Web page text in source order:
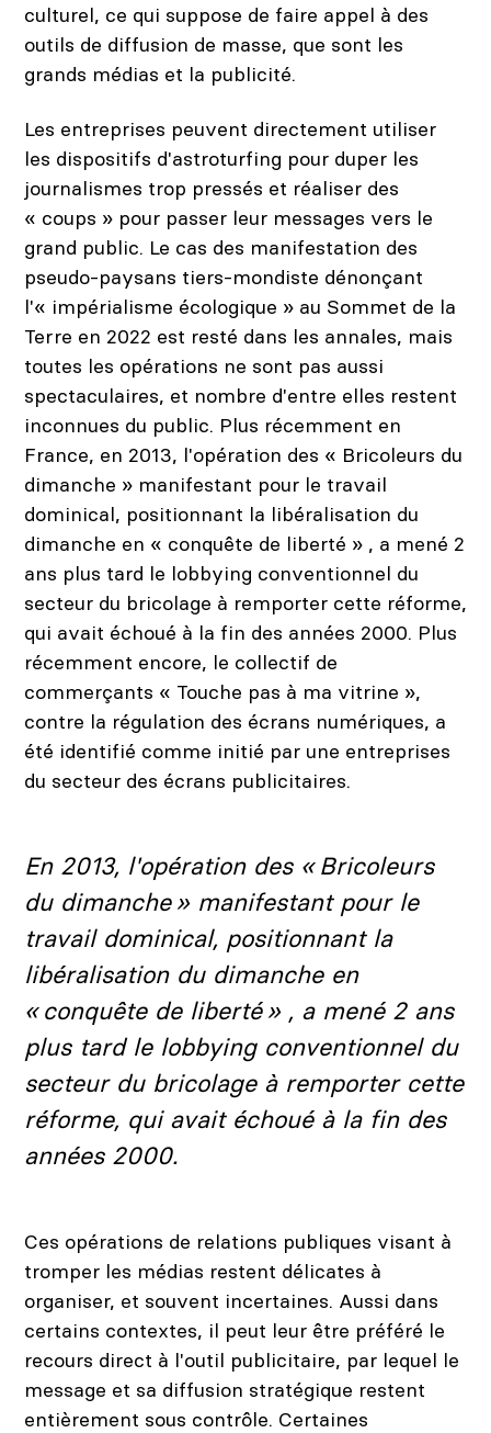
culturel, ce qui suppose de faire appel à des
outils de diffusion de masse, que sont les
grands médias et la publicité.
Les entreprises peuvent directement utiliser
les dispositifs d'astroturfing pour duper les
journalismes trop pressés et réaliser des
« coups » pour passer leur messages vers le
grand public. Le cas des manifestation des
pseudo-paysans tiers-mondiste dénonçant
l'« impérialisme écologique » au Sommet de la
Terre en 2022 est resté dans les annales, mais
toutes les opérations ne sont pas aussi
spectaculaires, et nombre d'entre elles restent
inconnues du public. Plus récemment en
France, en 2013, l'opération des « Bricoleurs du
dimanche » manifestant pour le travail
dominical, positionnant la libéralisation du
dimanche en « conquête de liberté » , a mené 2
ans plus tard le lobbying conventionnel du
secteur du bricolage à remporter cette réforme,
qui avait échoué à la fin des années 2000. Plus
récemment encore, le collectif de
commerçants « Touche pas à ma vitrine »,
contre la régulation des écrans numériques, a
été identifié comme initié par une entreprises
du secteur des écrans publicitaires.
Carrousel 2
En 2013, l'opération des « Bricoleurs
du dimanche » manifestant pour le
travail dominical, positionnant la
libéralisation du dimanche en
« conquête de liberté » , a mené 2 ans
plus tard le lobbying conventionnel du
secteur du bricolage à remporter cette
réforme, qui avait échoué à la fin des
années 2000.
Ces opérations de relations publiques visant à
tromper les médias restent délicates à
organiser, et souvent incertaines. Aussi dans
certains contextes, il peut leur être préféré le
recours direct à l'outil publicitaire, par lequel le
message et sa diffusion stratégique restent
entièrement sous contrôle. Certaines